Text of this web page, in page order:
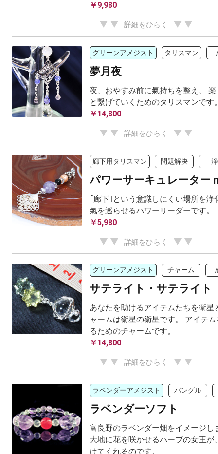
￥9,980
詳細をひらく
グリーンアメジスト タリスマン
夢月夜
夜、おやすみ前に氣持ちを整え、
と繋げていくためのタリスマンです
￥14,800
詳細をひらく
廊下用タリスマン 問題解決
パワーサーキュレーター
｢廊下｣という意識しにくい場所を浄
氣を巡らせるパワーリーダーです。
￥5,980
詳細をひらく
グリーンアメジスト チャーム
サテライト・サテライト
あなたを助けるアイテムたちを衛星
ャームは衛星の衛星です。 アイテ
るためのチャームです。
￥14,800
詳細をひらく
ラベンダーアメジスト バングル
ラベンダーソフト
富良野のラベンダー畑をイメージし
大地に花を咲かせるハーブの女王が
けてくれるのです。